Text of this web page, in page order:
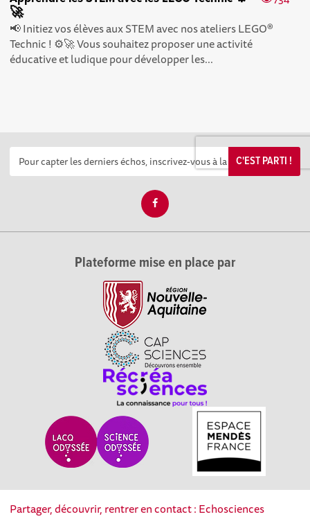
🚀
📢 Initiez vos élèves aux STEM avec nos ateliers LEGO®
Technic ! ⚙️🚀 Vous souhaitez proposer une activité
éducative et ludique pour développer les...
C'EST PARTI !
Plateforme mise en place par
Partager, découvrir, rentrer en contact : Echosciences